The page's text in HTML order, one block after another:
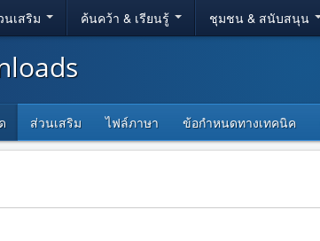
เสริม ค้นคว้า & เรียนรู้ ชุมชน & สนับสนุน
ส่วนเสริม ไฟล์ภาษา ข้อกำหนดทางเทคนิค